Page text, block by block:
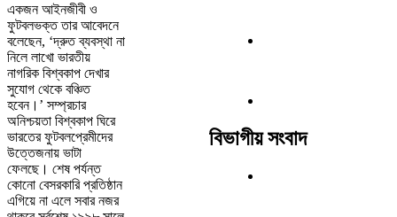
একজন আইনজীবী ও
ফুটবলভক্ত তার আবেদনে
বলেছেন, ‘দ্রুত ব্যবস্থা না
নিলে লাখো ভারতীয়
নাগরিক বিশ্বকাপ দেখার
সুযোগ থেকে বঞ্চিত
হবেন।’ সম্প্রচার
অনিশ্চয়তা বিশ্বকাপ ঘিরে
ভারতের ফুটবলপ্রেমীদের
উত্তেজনায় ভাটা
ফেলছে। শেষ পর্যন্ত
কোনো বেসরকারি প্রতিষ্ঠান
এগিয়ে না এলে সবার নজর
বিভাগীয় সংবাদ